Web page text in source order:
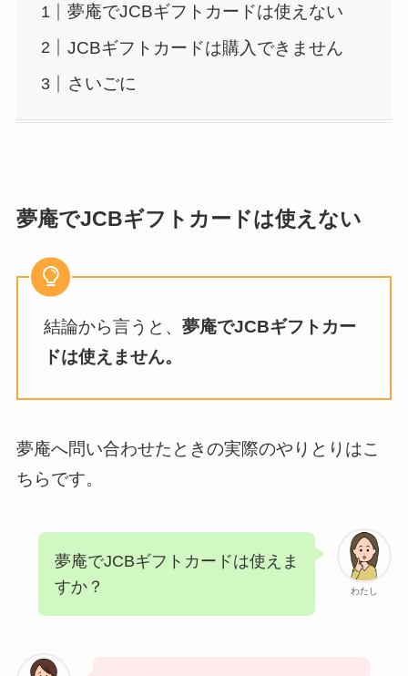
夢庵でJCBギフトカードは使えない
JCBギフトカードは購入できません
さいごに
夢庵でJCBギフトカードは使えない
結論から言うと、夢庵でJCBギフトカー
ドは使えません。
夢庵へ問い合わせたときの実際のやりとりはこ
ちらです。
わたし
夢庵でJCBギフトカードは使えま
すか？